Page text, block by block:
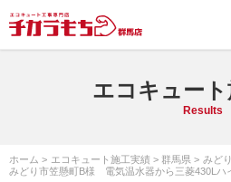
エコキュー
Results
ホーム エコキュート施工実績 群馬県
みど
みどり市笠懸町B様 電気温水器から三菱430Lハ